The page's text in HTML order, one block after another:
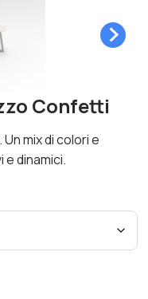
Confetti
mix di colori e
dinamici.